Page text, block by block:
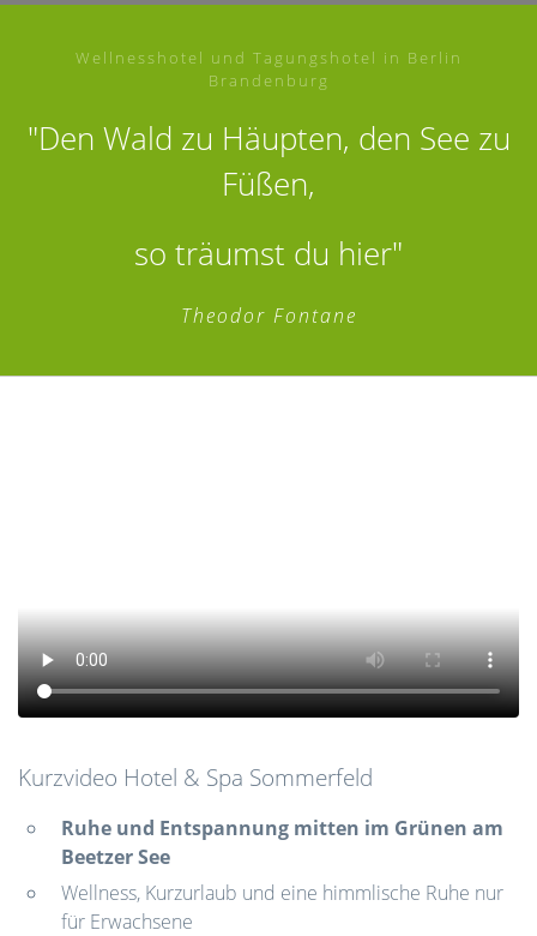
Wellnesshotel und Tagungshotel in Berlin
Brandenburg
"Den Wald zu Häupten, den See zu
Füßen,
so träumst du hier"
Theodor Fontane
Kurzvideo Hotel & Spa Sommerfeld
Ruhe und Entspannung mitten im Grünen am
Beetzer See
Wellness, Kurzurlaub und eine himmlische Ruhe nur
für Erwachsene